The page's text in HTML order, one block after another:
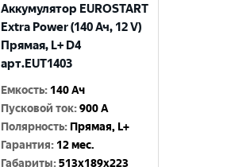
Аккумулятор EUROSTART
Extra Power (140 Ач, 12 V)
Прямая, L+ D4
арт.EUT1403
Емкость: 140 Ач
Пусковой ток:900 A
Полярность: Прямая, L+
Гарантия: 12 мес.
Габариты:513x189x223